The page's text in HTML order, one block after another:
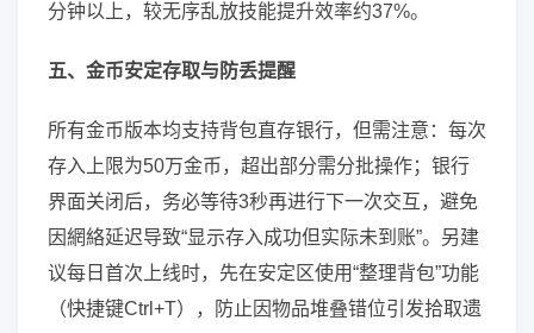
分钟以上，较无序乱放技能提升效率约37%。
五、金币安定存取与防丢提醒
所有金币版本均支持背包直存银行，但需注意：每次
存入上限为50万金币，超出部分需分批操作；银行
界面关闭后，务必等待3秒再进行下一次交互，避免
因網絡延迟导致“显示存入成功但实际未到账”。另建
议每日首次上线时，先在安定区使用“整理背包”功能
（快捷键Ctrl+T），防止因物品堆叠错位引发拾取遗